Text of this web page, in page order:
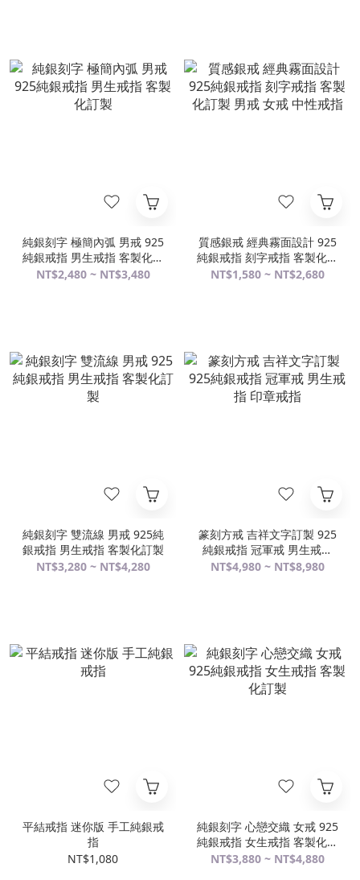
純銀刻字 極簡內弧 男戒 925
純銀戒指 男生戒指 客製化訂
製
NT$2,480 ~ NT$3,480
質感銀戒 經典霧面設計 925
純銀戒指 刻字戒指 客製化訂
製 男戒 女戒 中性戒指
NT$1,580 ~ NT$2,680
純銀刻字 雙流線 男戒 925純
銀戒指 男生戒指 客製化訂製
NT$3,280 ~ NT$4,280
篆刻方戒 吉祥文字訂製 925
純銀戒指 冠軍戒 男生戒指
印章戒指
NT$4,980 ~ NT$8,980
平結戒指 迷你版 手工純銀戒
指
NT$1,080
純銀刻字 心戀交織 女戒 925
純銀戒指 女生戒指 客製化訂
製
NT$3,880 ~ NT$4,880